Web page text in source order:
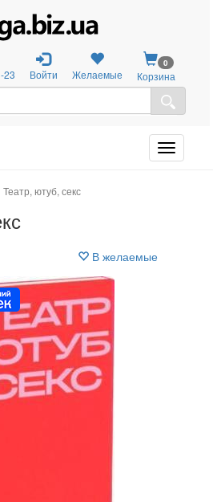
23 Войти Желаемые
0
Корзина
Театр, ютуб, секс
В желаемые